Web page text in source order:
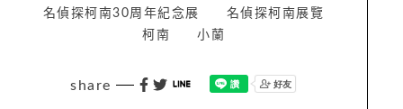
名偵探柯南30周年紀念展
名偵探柯南展覽
柯南
小蘭
share